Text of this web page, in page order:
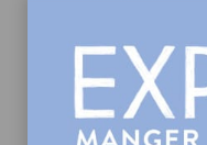
Avant de devenir
amatrice de
pendant le